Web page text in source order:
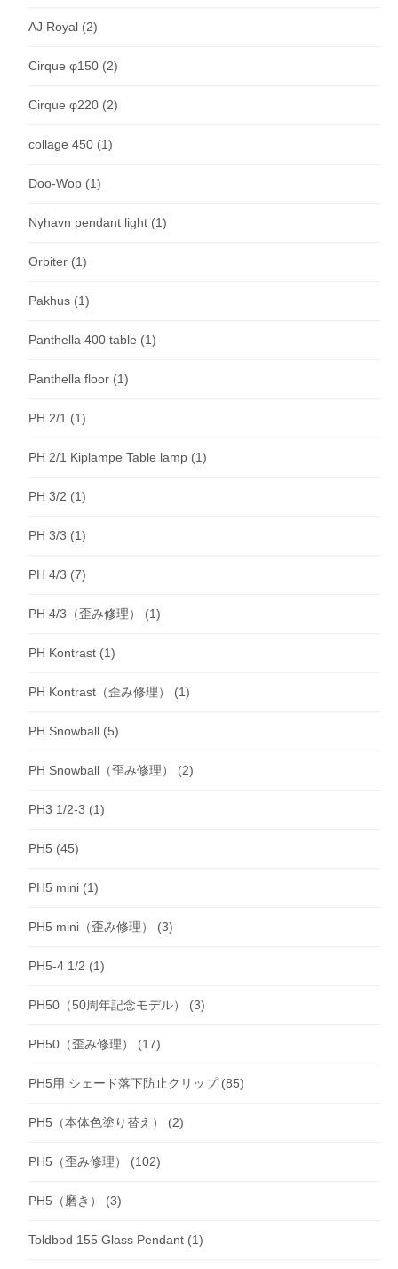
AJ Royal (2)
Cirque φ150 (2)
Cirque φ220 (2)
collage 450 (1)
Doo-Wop (1)
Nyhavn pendant light (1)
Orbiter (1)
Pakhus (1)
Panthella 400 table (1)
Panthella floor (1)
PH 2/1 (1)
PH 2/1 Kiplampe Table lamp (1)
PH 3/2 (1)
PH 3/3 (1)
PH 4/3 (7)
PH 4/3（歪み修理） (1)
PH Kontrast (1)
PH Kontrast（歪み修理） (1)
PH Snowball (5)
PH Snowball（歪み修理） (2)
PH3 1/2-3 (1)
PH5 (45)
PH5 mini (1)
PH5 mini（歪み修理） (3)
PH5-4 1/2 (1)
PH50（50周年記念モデル） (3)
PH50（歪み修理） (17)
PH5用 シェード落下防止クリップ(85)
PH5（本体色塗り替え） (2)
PH5（歪み修理） (102)
PH5（磨き） (3)
Toldbod 155 Glass Pendant (1)